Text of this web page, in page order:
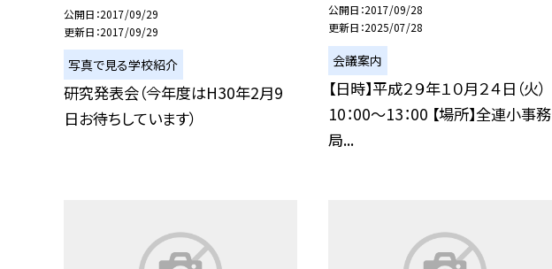
公開日 2017/09/29
更新日 2017/09/29
写真で見る学校紹介
研究発表会（今年度はH30年2月9
日お待ちしています）
公開日 2017/09/28
更新日 2025/07/28
会議案内
【日時】平成２９年１０月２４日（火）
10：00〜13：00 【場所】全連小事務
局...